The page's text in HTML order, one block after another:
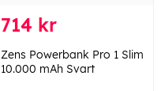
714 kr
Zens Powerbank Pro 1 Slim
10.000 mAh Svart